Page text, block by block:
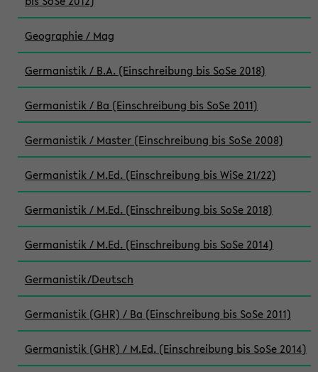
Geographie / Mag
Germanistik / B.A. (Einschreibung bis SoSe 2018)
Germanistik / Ba (Einschreibung bis SoSe 2011)
Germanistik / Master (Einschreibung bis SoSe 2008)
Germanistik / M.Ed. (Einschreibung bis WiSe 21/22)
Germanistik / M.Ed. (Einschreibung bis SoSe 2018)
Germanistik / M.Ed. (Einschreibung bis SoSe 2014)
Germanistik/Deutsch
Germanistik (GHR) / Ba (Einschreibung bis SoSe 2011)
Germanistik (GHR) / M.Ed. (Einschreibung bis SoSe 2014)